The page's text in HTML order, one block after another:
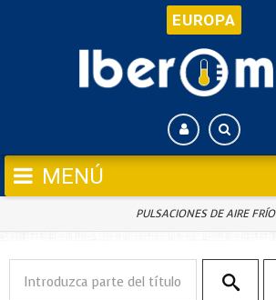
EUROPA
PULSACIONES DE AIRE FRÍO
Introduzca parte del título